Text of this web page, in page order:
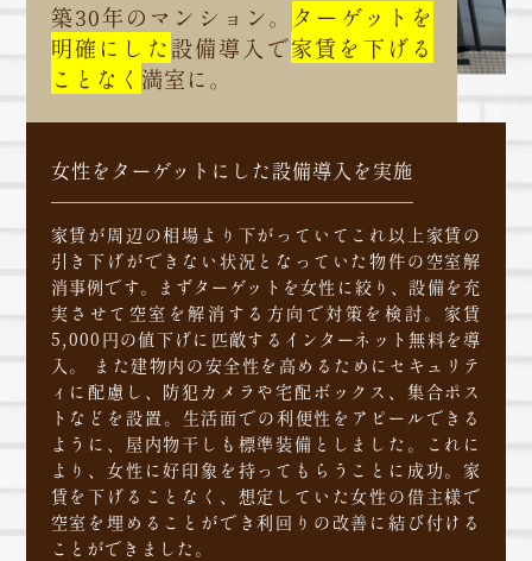
築30年のマンション。
ターゲットを
明確にした設備導入で家賃を下げる
ことなく 満室に。
女性をターゲットにした設備導入を実施
家賃が周辺の相場より下がっていてこれ以上家賃の
引き下げができない状況となっていた物件の空室解
消事例です。まずターゲットを女性に絞り、設備を充
実させて空室を解消する方向で対策を検討。家賃
5,000円の値下げに匹敵するインターネット無料を導
入。 また建物内の安全性を高めるためにセキュリテ
ィに配慮し、防犯カメラや宅配ボックス、集合ポス
トなどを設置。生活面での利便性をアピールできる
ように、屋内物干しも標準装備としました。これに
より、女性に好印象を持ってもらうことに成功。家
賃を下げることなく、想定していた女性の借主様で
空室を埋めることができ利回りの改善に結び付ける
ことができました。